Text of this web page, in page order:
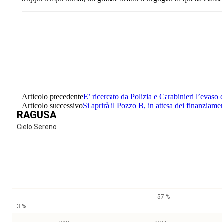
Articolo precedenteE’ ricercato da Polizia e Carabinieri
Articolo successivoSi aprirà il Pozzo B, in attesa dei
RAGUSA
Cielo Sereno
57 %
3 %